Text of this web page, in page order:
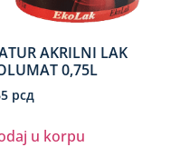
AKRILNI LAK
0,75L
рсд
u korpu